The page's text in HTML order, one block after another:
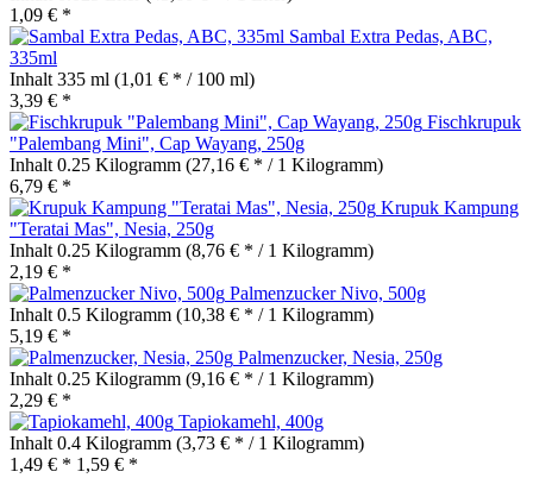
1,09 € *
Sambal Extra Pedas, ABC,
335ml
Inhalt 335 ml (1,01 € * / 100 ml)
3,39 € *
Fischkrupuk
"Palembang Mini", Cap Wayang, 250g
Inhalt 0.25 Kilogramm (27,16 € * / 1 Kilogramm)
6,79 € *
Krupuk Kampung
"Teratai Mas", Nesia, 250g
Inhalt 0.25 Kilogramm (8,76 € * / 1 Kilogramm)
2,19 € *
Palmenzucker Nivo, 500g
Inhalt 0.5 Kilogramm (10,38 € * / 1 Kilogramm)
5,19 € *
Palmenzucker, Nesia, 250g
Inhalt 0.25 Kilogramm (9,16 € * / 1 Kilogramm)
2,29 € *
Tapiokamehl, 400g
Inhalt 0.4 Kilogramm (3,73 € * / 1 Kilogramm)
1,49 € * 1,59 € *